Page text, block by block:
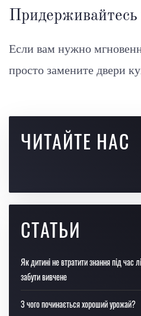
Придерживайтесь
Если вам нужно
просто замените двери
ЧИТАЙТЕ НАС
СТАТЬИ
Як дитині не втратити знання під час
забути вивчене
З чого починається хороший урожай?